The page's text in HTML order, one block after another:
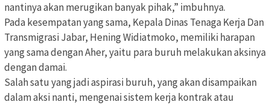
nantinya akan merugikan banyak pihak,” imbuhnya.
Pada kesempatan yang sama, Kepala Dinas Tenaga Kerja Dan
Transmigrasi Jabar, Hening Widiatmoko, memiliki harapan
yang sama dengan Aher, yaitu para buruh melakukan aksinya
dengan damai.
Salah satu yang jadi aspirasi buruh, yang akan disampaikan
dalam aksi nanti, mengenai sistem kerja kontrak atau